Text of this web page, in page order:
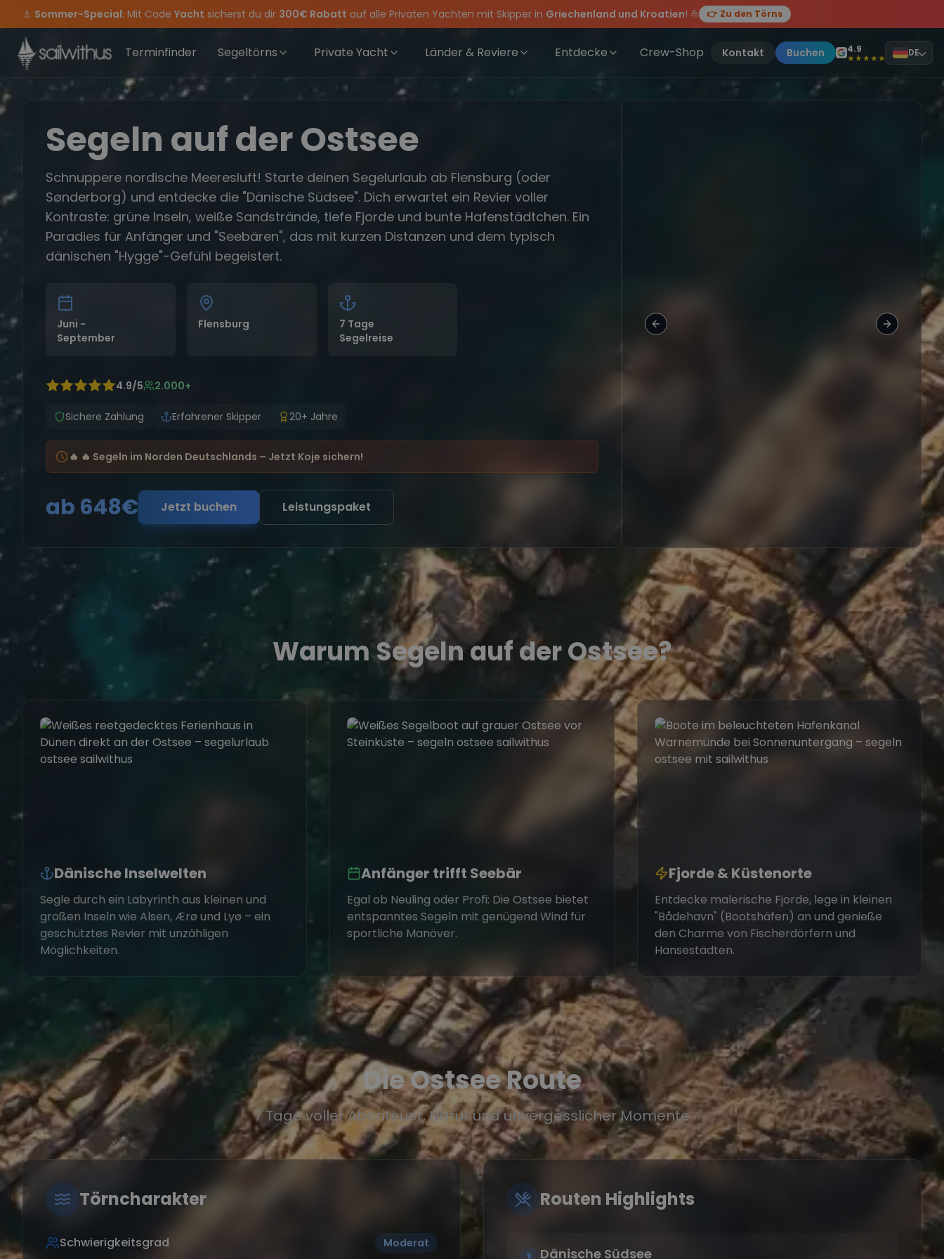
Skip to content
⚓ Sommer-Special: Mit Code Yacht sicherst du dir 300€ Rabatt auf alle Privaten Yachten mit Skipper in Griechenland und Kroatien! ⛵ 👉 Zu den Törns
Sichere Dir jetztDein Meilenbuch und Deine sailwithus-Crewwearfür Deinen Törn!
Verpass keineTörn-Updates, Insider-Tippsund exklusive Angebote mehr Sowie20€ Rabatt auf deinen ersten Törn!
Season Closing Party 2026!Die Saison war legendär – wir feiern die Törns, die Crew und die besten Geschichten des Jahres, sei dabei.
Terminfinder Segeltörns Private Yacht Länder & Reviere Entdecke Crew-Shop Kontakt Buchen 4.9
★★★★★ DE
Segeln auf der Ostsee
Schnuppere nordische Meeresluft! Starte deinen Segelurlaub ab Flensburg (oder
Sønderborg) und entdecke die "Dänische Südsee". Dich erwartet ein Revier voller
Kontraste: grüne Inseln, weiße Sandstrände, tiefe Fjorde und bunte Hafenstädtchen. Ein
Paradies für Anfänger und "Seebären", das mit kurzen Distanzen und dem typisch
dänischen "Hygge"-Gefühl begeistert.
Juni -
September
Flensburg
7 Tage
Segelreise
4.9/5 2.000+
Sichere Zahlung Erfahrener Skipper 20+ Jahre
🔥 🔥 Segeln im Norden Deutschlands – Jetzt Koje sichern!
ab 648€ Jetzt buchen Leistungspaket
Previous slide Next slide
Warum Segeln auf der Ostsee?
Dänische Inselwelten
Segle durch ein Labyrinth aus kleinen und
großen Inseln wie Alsen, Ærø und Lyø – ein
geschütztes Revier mit unzähligen
Möglichkeiten.
Anfänger trifft Seebär
Egal ob Neuling oder Profi: Die Ostsee bietet
entspanntes Segeln mit genügend Wind für
sportliche Manöver.
Fjorde & Küstenorte
Entdecke malerische Fjorde, lege in kleinen
"Bådehavn" (Bootshäfen) an und genieße
den Charme von Fischerdörfern und
Hansestädten.
Die Ostsee Route
7 Tage voller Abenteuer, Natur und unvergesslicher Momente
Törncharakter
Schwierigkeitsgrad Moderat
Routen Highlights
Dänische Südsee